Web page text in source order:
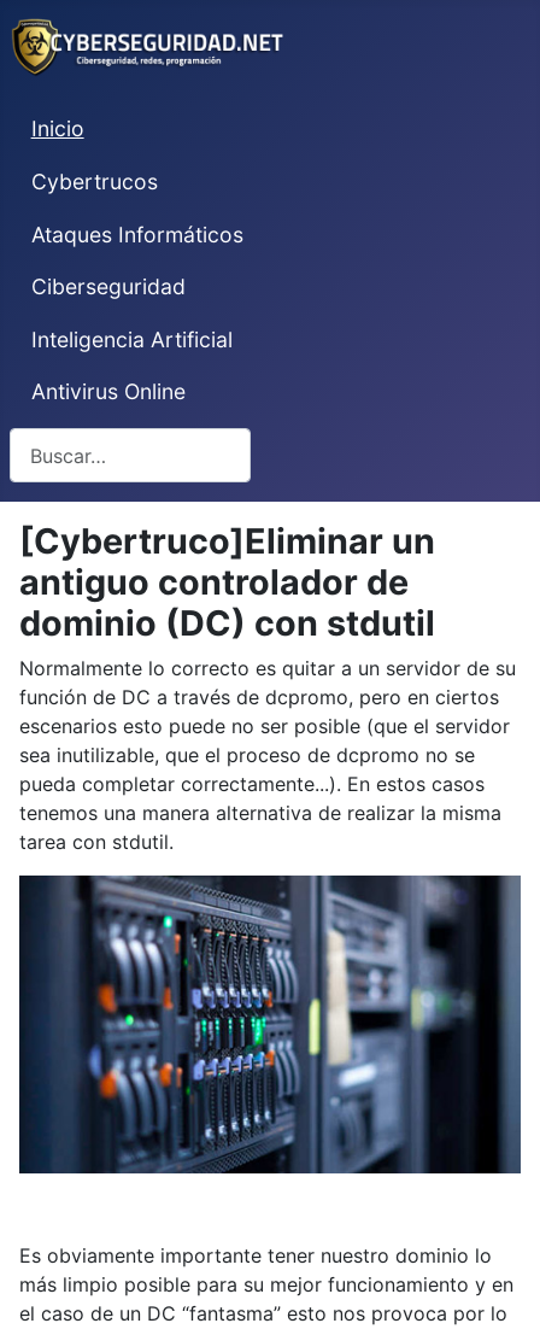
Inicio
Cybertrucos
Ataques Informáticos
Ciberseguridad
Inteligencia Artificial
Antivirus Online
[Cybertruco]Eliminar un
antiguo controlador de
dominio (DC) con stdutil
Normalmente lo correcto es quitar a un servidor de su
función de DC a través de dcpromo, pero en ciertos
escenarios esto puede no ser posible (que el servidor
sea inutilizable, que el proceso de dcpromo no se
pueda completar correctamente...). En estos casos
tenemos una manera alternativa de realizar la misma
tarea con stdutil.
Es obviamente importante tener nuestro dominio lo
más limpio posible para su mejor funcionamiento y en
el caso de un DC “fantasma” esto nos provoca por lo